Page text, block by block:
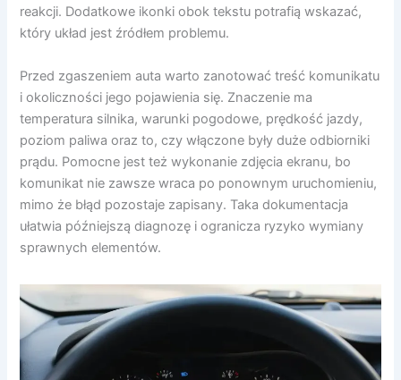
reakcji. Dodatkowe ikonki obok tekstu potrafią wskazać,
który układ jest źródłem problemu.
Przed zgaszeniem auta warto zanotować treść komunikatu
i okoliczności jego pojawienia się. Znaczenie ma
temperatura silnika, warunki pogodowe, prędkość jazdy,
poziom paliwa oraz to, czy włączone były duże odbiorniki
prądu. Pomocne jest też wykonanie zdjęcia ekranu, bo
komunikat nie zawsze wraca po ponownym uruchomieniu,
mimo że błąd pozostaje zapisany. Taka dokumentacja
ułatwia późniejszą diagnozę i ogranicza ryzyko wymiany
sprawnych elementów.